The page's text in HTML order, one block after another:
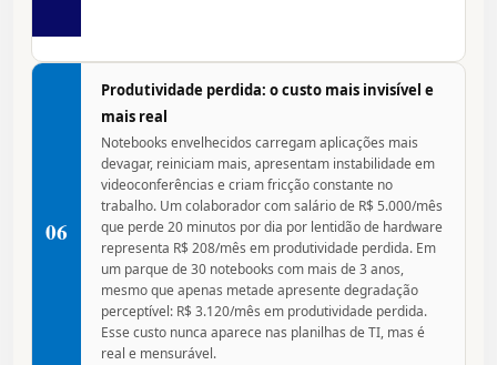
06
Produtividade perdida: o custo mais invisível e
mais real
Notebooks envelhecidos carregam aplicações mais
devagar, reiniciam mais, apresentam instabilidade em
videoconferências e criam fricção constante no
trabalho. Um colaborador com salário de R$ 5.000/mês
que perde 20 minutos por dia por lentidão de hardware
representa R$ 208/mês em produtividade perdida. Em
um parque de 30 notebooks com mais de 3 anos,
mesmo que apenas metade apresente degradação
perceptível: R$ 3.120/mês em produtividade perdida.
Esse custo nunca aparece nas planilhas de TI, mas é
real e mensurável.